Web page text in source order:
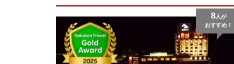
8人が
おすすめ！